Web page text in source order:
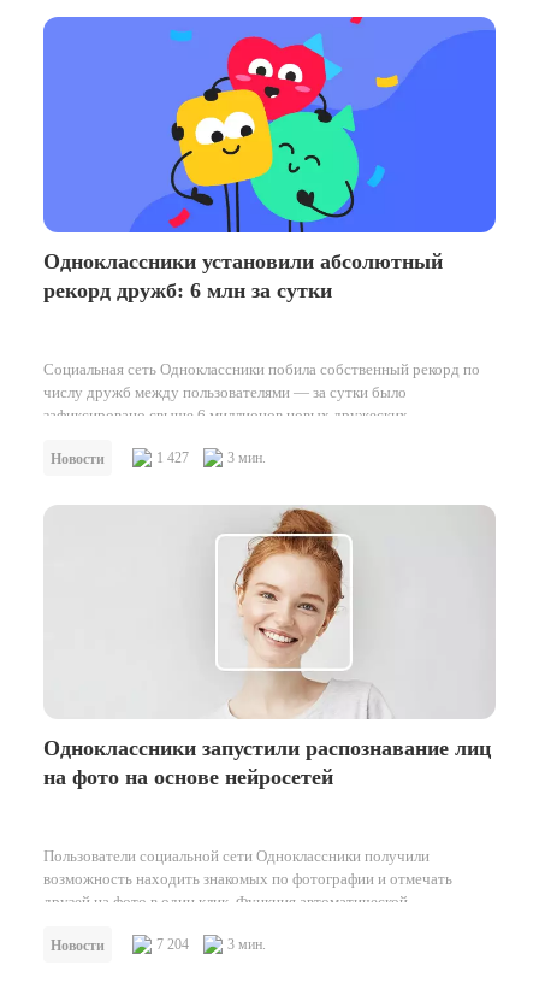
Одноклассники установили абсолютный
рекорд дружб: 6 млн за сутки
Социальная сеть Одноклассники побила собственный рекорд по
числу дружб между пользователями — за сутки было
зафиксировано свыше 6 миллионов новых дружеских…
Новости 1 427 3 мин.
Одноклассники запустили распознавание лиц
на фото на основе нейросетей
Пользователи социальной сети Одноклассники получили
возможность находить знакомых по фотографии и отмечать
друзей на фото в один клик. Функция автоматической…
Новости 7 204 3 мин.